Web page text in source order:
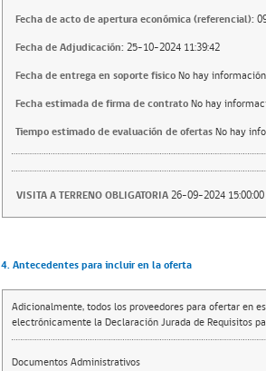
Fecha de acto de apertura económica (referencial):
Fecha de Adjudicación: 25-10-2024 11:39:42
Fecha de entrega en soporte fisicoNo hay información
Fecha estimada de firma de contratoNo hay
Tiempo estimado de evaluación de ofertasNo hay
VISITA A TERRENO OBLIGATORIA26-09-2024 15:00:00
4. Antecedentes para incluir en la oferta
Adicionalmente, todos los proveedores para ofertar en
electrónicamente la Declaración Jurada de Requisitos
Documentos Administrativos